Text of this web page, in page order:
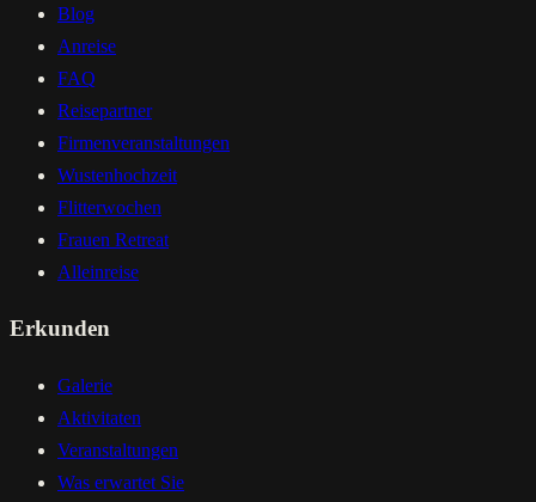
Blog
Anreise
FAQ
Reisepartner
Firmenveranstaltungen
Wustenhochzeit
Flitterwochen
Frauen Retreat
Alleinreise
Erkunden
Galerie
Aktivitaten
Veranstaltungen
Was erwartet Sie